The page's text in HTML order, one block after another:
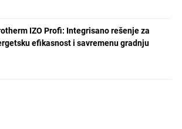
IZO Profi: Integrisano rešenje za
efikasnost i savremenu gradnju